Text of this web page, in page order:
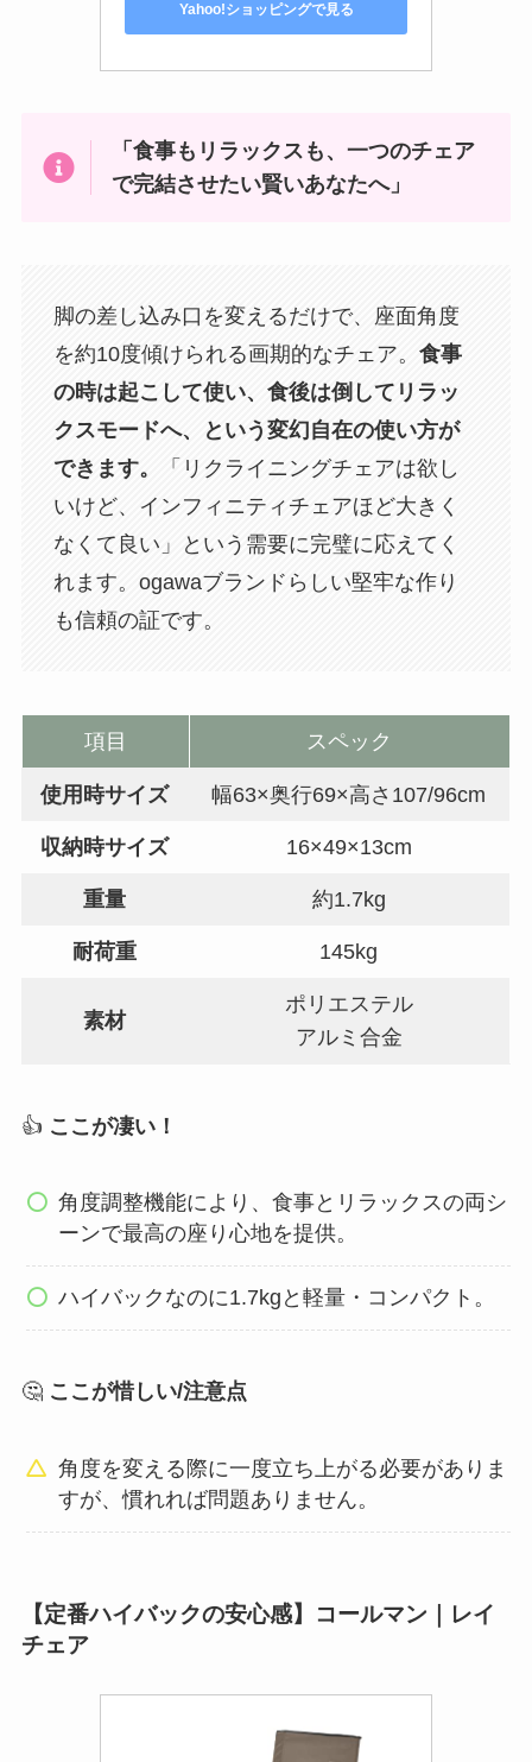
Yahoo!ショッピングで見る
「食事もリラックスも、一つのチェア
で完結させたい賢いあなたへ」
脚の差し込み口を変えるだけで、座面角度
を約10度傾けられる画期的なチェア。 食事
の時は起こして使い、食後は倒してリラッ
クスモードへ、という変幻自在の使い方が
できます。
「リクライニングチェアは欲し
いけど、インフィニティチェアほど大きく
なくて良い」という需要に完璧に応えてく
れます。ogawaブランドらしい堅牢な作り
も信頼の証です。
項目 スペック
使用時サイズ 幅63×奥行69×高さ107/96cm
収納時サイズ 16×49×13cm
重量 約1.7kg
耐荷重 145kg
素材
ポリエステル
アルミ合金
👍 ここが凄い！
角度調整機能により、食事とリラックスの両シ
ーンで最高の座り心地を提供。
ハイバックなのに1.7kgと軽量・コンパクト。
🤔 ここが惜しい/注意点
角度を変える際に一度立ち上がる必要がありま
すが、慣れれば問題ありません。
【定番ハイバックの安心感】コールマン｜レイ
チェア